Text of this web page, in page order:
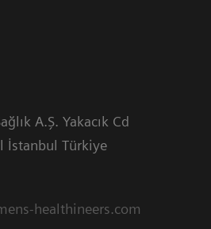
A.Ş. Yakacık Cd
İstanbul Türkiye
healthineers.com